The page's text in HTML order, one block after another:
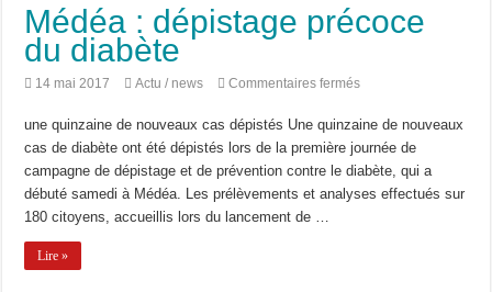
Médéa : dépistage précoce
du diabète
14 mai 2017 Actu / news Commentaires ferméssur
dépistage
précoce
diabète
une quinzaine de nouveaux cas dépistés Une quinzaine de nouveaux
cas de diabète ont été dépistés lors de la première journée de
campagne de dépistage et de prévention contre le diabète, qui a
débuté samedi à Médéa. Les prélèvements et analyses effectués sur
180 citoyens, accueillis lors du lancement de …
Lire »